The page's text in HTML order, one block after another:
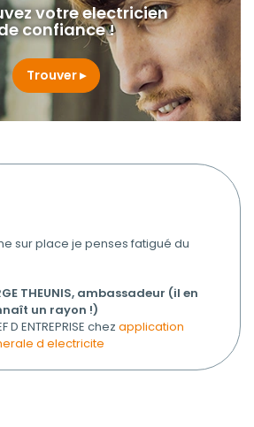
votre electricien
confiance !
Trouver
sur place je penses fatigué du
THEUNIS, ambassadeur (il en
un rayon !)
D ENTREPRISE chez application
d electricite